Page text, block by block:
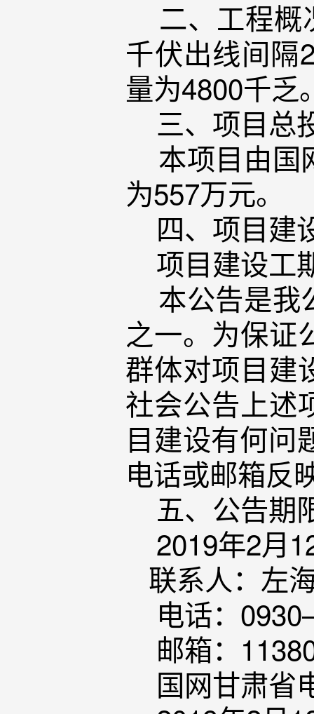
二、工程概
千伏出线间隔
量为4800千
三、项目总
本项目由国
为557万元。
四、项目建
项目建设工
本公告是我
之一。为保证
群体对项目建
社会公告上述
目建设有何问
电话或邮箱反
五、公告期
2019年2月
联系人：左
电话：
邮箱：
国网甘肃省